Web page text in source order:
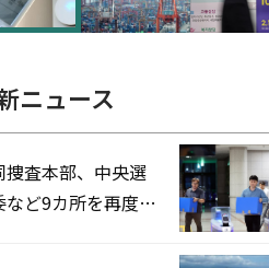
ニュース
捜査本部、中央選
など9カ所を再度家